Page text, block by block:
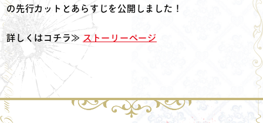
の先行カットとあらすじを公開しました！
詳しくはコチラ≫ ストーリーページ